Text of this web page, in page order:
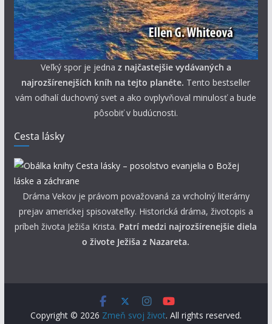
Veľký spor je jedna z najčastejšie vydávaných a
najrozšírenejších kníh na tejto planéte. Tento bestseller
vám odhalí duchovný svet a ako ovplyvňoval minulosť a bude
pôsobiť v budúcnosti.
Cesta lásky
Dráma Vekov je právom považovaná za vrcholný literárny
prejav americkej spisovateľky. Historická dráma, životopis a
príbeh života Ježiša Krista. Patrí medzi najrozšírenejšie diela
o živote Ježiša z Nazareta.
Copyright © 2026 Zmeň svoj život. All rights reserved.